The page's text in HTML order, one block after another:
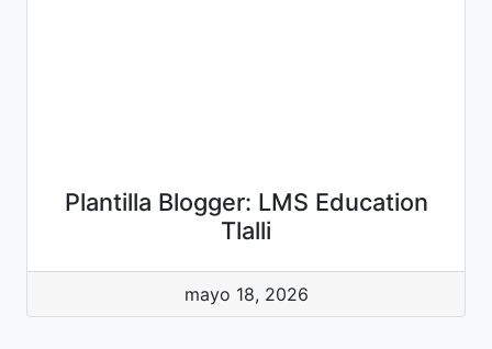
Plantilla Blogger: LMS Education
Tlalli
mayo 18, 2026